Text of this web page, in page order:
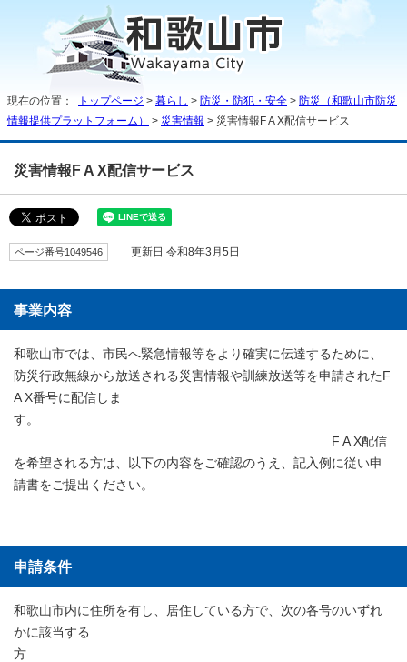
現在の位置： トップページ > 暮らし > 防災・防犯・安全 > 防災（和歌山市防災
情報提供プラットフォーム）
> 災害情報 > 災害情報F A X配信サービス
災害情報F A X配信サービス
ページ番号1049546 更新日 令和8年3月5日
事業内容
和歌山市では、市民へ緊急情報等をより確実に伝達するために、
防災行政無線から放送される災害情報や訓練放送等を申請されたF
A X番号に配信しま
す。
F A X配信
を希望される方は、以下の内容をご確認のうえ、記入例に従い申
請書をご提出ください。
申請条件
和歌山市内に住所を有し、居住している方で、次の各号のいずれ
かに該当する
方